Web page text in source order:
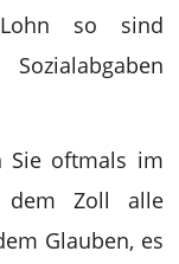
so sind
Sie oftmals im
dem Zoll alle
Glauben, es